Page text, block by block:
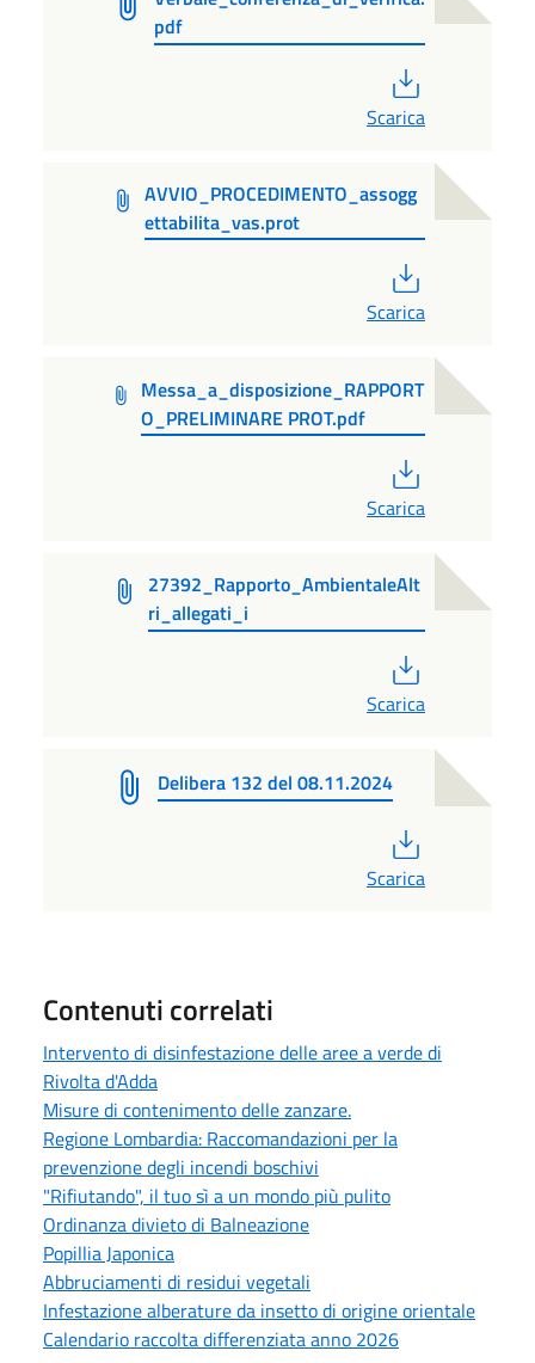
pdf
Scarica
AVVIO_PROCEDIMENTO_assogg
ettabilita_vas.prot
Scarica
Messa_a_disposizione_RAPPORT
O_PRELIMINARE PROT.pdf
Scarica
27392_Rapporto_AmbientaleAlt
ri_allegati_i
Scarica
Delibera 132 del 08.11.2024
Scarica
Contenuti correlati
Intervento di disinfestazione delle aree a verde di
Rivolta d'Adda
Misure di contenimento delle zanzare.
Regione Lombardia: Raccomandazioni per la
prevenzione degli incendi boschivi
"Rifiutando", il tuo sì a un mondo più pulito
Ordinanza divieto di Balneazione
Popillia Japonica
Abbruciamenti di residui vegetali
Infestazione alberature da insetto di origine orientale
Calendario raccolta differenziata anno 2026